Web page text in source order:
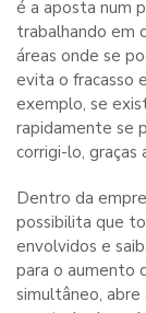
é a aposta num
trabalhando em
áreas onde se
evita o fracasso
exemplo, se
rapidamente se
corrigi-lo, graças
Dentro da
possibilita que
envolvidos e
para o aumento
simultâneo, abre